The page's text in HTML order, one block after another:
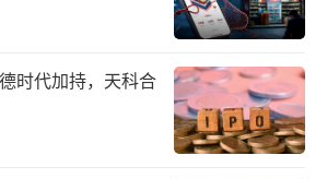
5 月第一周，大部分会在 5 月
化员工实行 N+1 赔偿。理想汽
日员工股票解禁之前完成大部
划，这样一来可以节省一部分
现的成本。
时代加持，天科合